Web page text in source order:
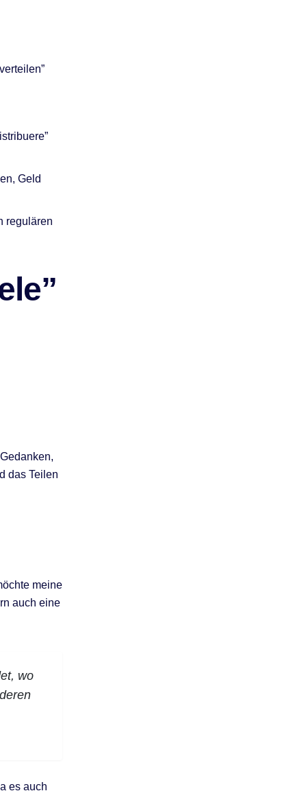
Geld
regulären
das Teilen
meine
auch eine
wo
es auch